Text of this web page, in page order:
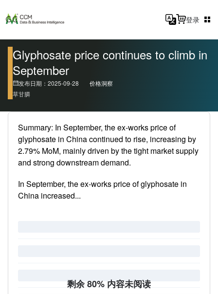
登录
Glyphosate price continues to climb in
September
发布日期：2025-09-28
价格洞察
草甘膦
Summary: In September, the ex-works price of
glyphosate in China continued to rise, increasing by
2.79% MoM, mainly driven by the tight market supply
and strong downstream demand.
In September, the ex-works price of glyphosate in
China increased...
剩余 80% 内容未阅读